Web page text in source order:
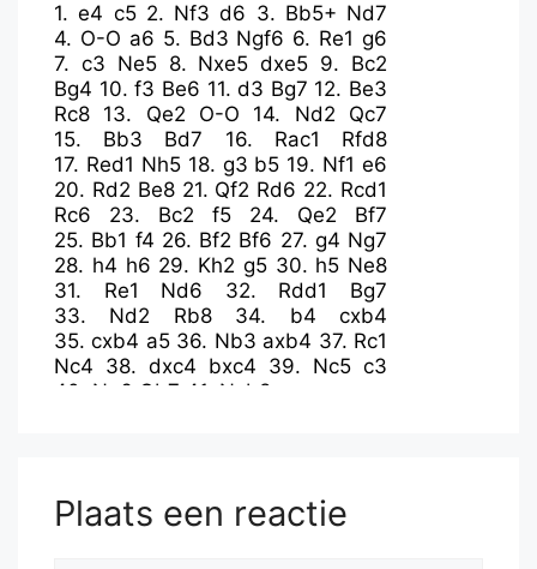
1.e4 c5 2. Nf3 d6 3. Bb5+ Nd7
4. O-O a6 5. Bd3 Ngf6 6. Re1 g6
7. c3 Ne5 8. Nxe5 dxe5 9. Bc2
Bg4 10.f3 Be6 11.d3 Bg7 12. Be3
Rc8 13. Qe2 O-O 14. Nd2
Qc7
15. Bb3 Bd7 16. Rac1
Rfd8
17. Red1 Nh5 18. g3 b5 19. Nf1 e6
20. Rd2 Be8 21. Qf2 Rd6 22. Rcd1
Rc6
23. Bc2 f5 24. Qe2
Bf7
25. Bb1 f4 26. Bf2 Bf6 27. g4 Ng7
28. h4 h6 29. Kh2 g5 30. h5 Ne8
31. Re1 Nd6 32. Rdd1
Bg7
33. Nd2 Rb8 34. b4
cxb4
35.cxb4 a5 36. Nb3 axb4 37. Rc1
Nc4 38. dxc4 bxc4 39. Nc5 c3
40. Na6 Qb7 41. Nxb8
Plaats een reactie